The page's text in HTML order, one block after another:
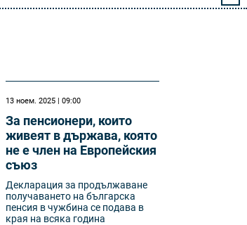
13 ноем. 2025 | 09:00
За пенсионери, които
живеят в държава, която
не е член на Европейския
съюз
Декларация за продължаване
получаването на българска
пенсия в чужбина се подава в
края на всяка година